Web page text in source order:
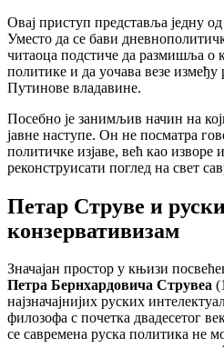
Овај приступ представља једну
Уместо да се бави
читаоца подстиче да размишља о
политике и да уочава везе између
Путинове владавине.
Посебно је занимљив начин на
јавне наступе. Он не посматра
политичке изјаве, већ као изворе
реконструисати поглед на свет
Петар Струве и
конзервативизам
Значајан простор у књизи
Петра Бернхардовича Струвеа
најзначајнијих руских
филозофа с почетка двадесетог
се савремена руска политика не